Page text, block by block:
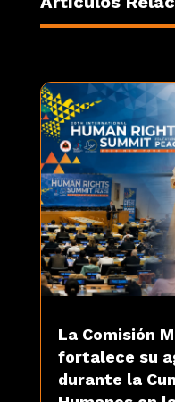
La Comisión
fortalece su
durante la